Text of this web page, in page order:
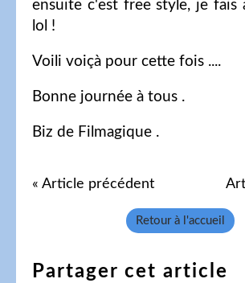
ensuite c'est free style, je fais
lol !
Voili voiçà pour cette fois ....
Bonne journée à tous .
Biz de Filmagique .
« Article précédent
Retour à l'accueil
Partager cet article